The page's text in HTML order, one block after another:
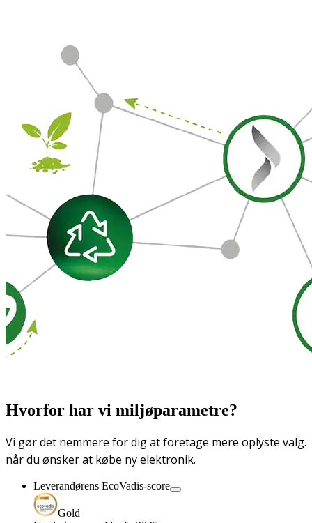
Hvorfor har vi miljøparametre?
Vi gør det nemmere for dig at foretage mere oplyste valg.
når du ønsker at købe ny elektronik.
Leverandørens EcoVadis-score
Gold